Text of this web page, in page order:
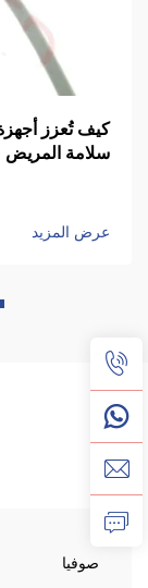
سلامة المريض
عرض المزيد
صوفيا